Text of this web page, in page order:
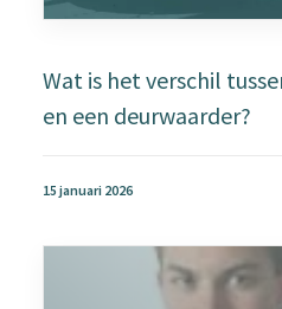
Wat is het verschil
en een deurwaarder?
15 januari 2026